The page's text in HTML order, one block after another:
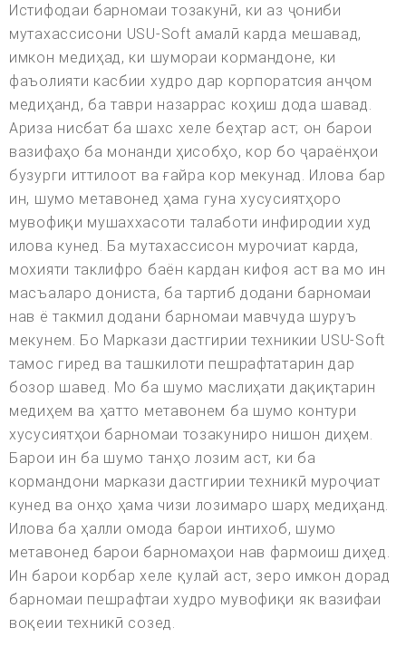
Истифодаи барномаи тозакунӣ, ки аз ҷониби
мутахассисони USU-Soft амалӣ карда мешавад,
имкон медиҳад, ки шумораи кормандоне, ки
фаъолияти касбии худро дар корпоратсия анҷом
медиҳанд, ба таври назаррас коҳиш дода шавад.
Ариза нисбат ба шахс хеле беҳтар аст; он барои
вазифаҳо ба монанди ҳисобҳо, кор бо ҷараёнҳои
бузурги иттилоот ва ғайра кор мекунад. Илова бар
ин, шумо метавонед ҳама гуна хусусиятҳоро
мувофиқи мушаххасоти талаботи инфиродии худ
илова кунед. Ба мутахассисон мурочиат карда,
мохияти таклифро баён кардан кифоя аст ва мо ин
масъаларо дониста, ба тартиб додани барномаи
нав ё такмил додани барномаи мавчуда шуруъ
мекунем. Бо Маркази дастгирии техникии USU-Soft
тамос гиред ва ташкилоти пешрафтатарин дар
бозор шавед. Мо ба шумо маслиҳати дақиқтарин
медиҳем ва ҳатто метавонем ба шумо контури
хусусиятҳои барномаи тозакуниро нишон диҳем.
Барои ин ба шумо танҳо лозим аст, ки ба
кормандони маркази дастгирии техникӣ муроҷиат
кунед ва онҳо ҳама чизи лозимаро шарҳ медиҳанд.
Илова ба ҳалли омода барои интихоб, шумо
метавонед барои барномаҳои нав фармоиш диҳед.
Ин барои корбар хеле қулай аст, зеро имкон дорад
барномаи пешрафтаи худро мувофиқи як вазифаи
воқеии техникӣ созед.